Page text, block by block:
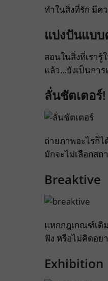
ทำในสิ่งที่รัก มีค
แบ่งปันแบ
สอนในสิ่งที่เรา
แล้ว…ยังเป็นการ
ลั่นชัตเตอ
ถ่ายภาพอะไรก็ไ
มักจะไม่เลือกสถ
Breaktive
แหกกฎเกณฑ์เดิม
ฟัง หรือไม่คิดอย
Exhibition